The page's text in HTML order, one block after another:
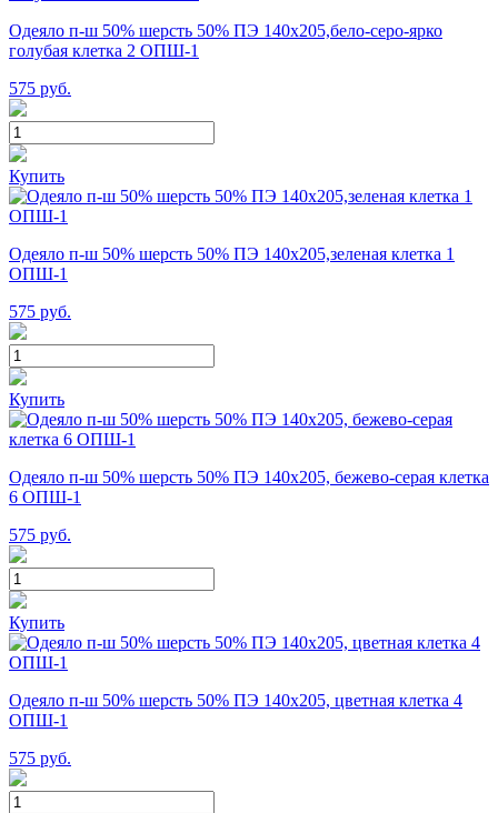
Одеяло п-ш 50% шерсть 50% ПЭ 140х205,бело-серо-ярко
голубая клетка 2 ОПШ-1
575 руб.
Купить
Одеяло п-ш 50% шерсть 50% ПЭ 140х205,зеленая клетка 1
ОПШ-1
575 руб.
Купить
Одеяло п-ш 50% шерсть 50% ПЭ 140х205, бежево-серая клетка
6 ОПШ-1
575 руб.
Купить
Одеяло п-ш 50% шерсть 50% ПЭ 140х205, цветная клетка 4
ОПШ-1
575 руб.